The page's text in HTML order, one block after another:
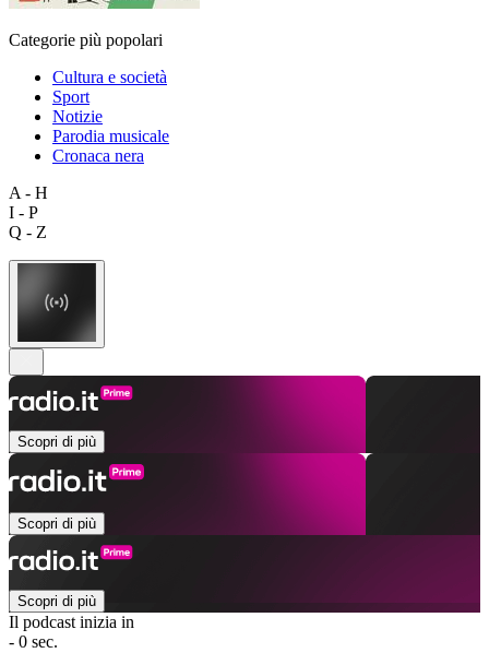
Categorie più popolari
Cultura e società
Sport
Notizie
Parodia musicale
Cronaca nera
A - H
I - P
Q - Z
Scopri di più
Scopri di più
Scopri di più
Il podcast inizia in
- 0 sec.